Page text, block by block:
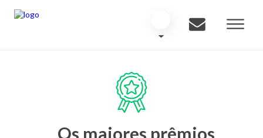
Os maiores prêmios